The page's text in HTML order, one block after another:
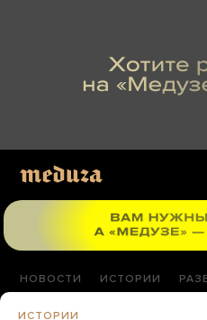
НОВОСТИ ИСТОРИИ
ИСТОРИИ